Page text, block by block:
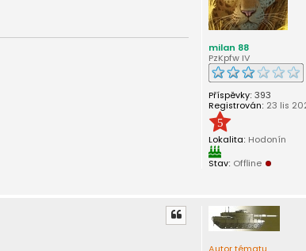
milan 88
PzKpfw IV
Příspěvky: 393
Registrován: 23 lis
5
Lokalita: Hodonín
n
e
m
n
a
Stav: Offline
Autor tématu